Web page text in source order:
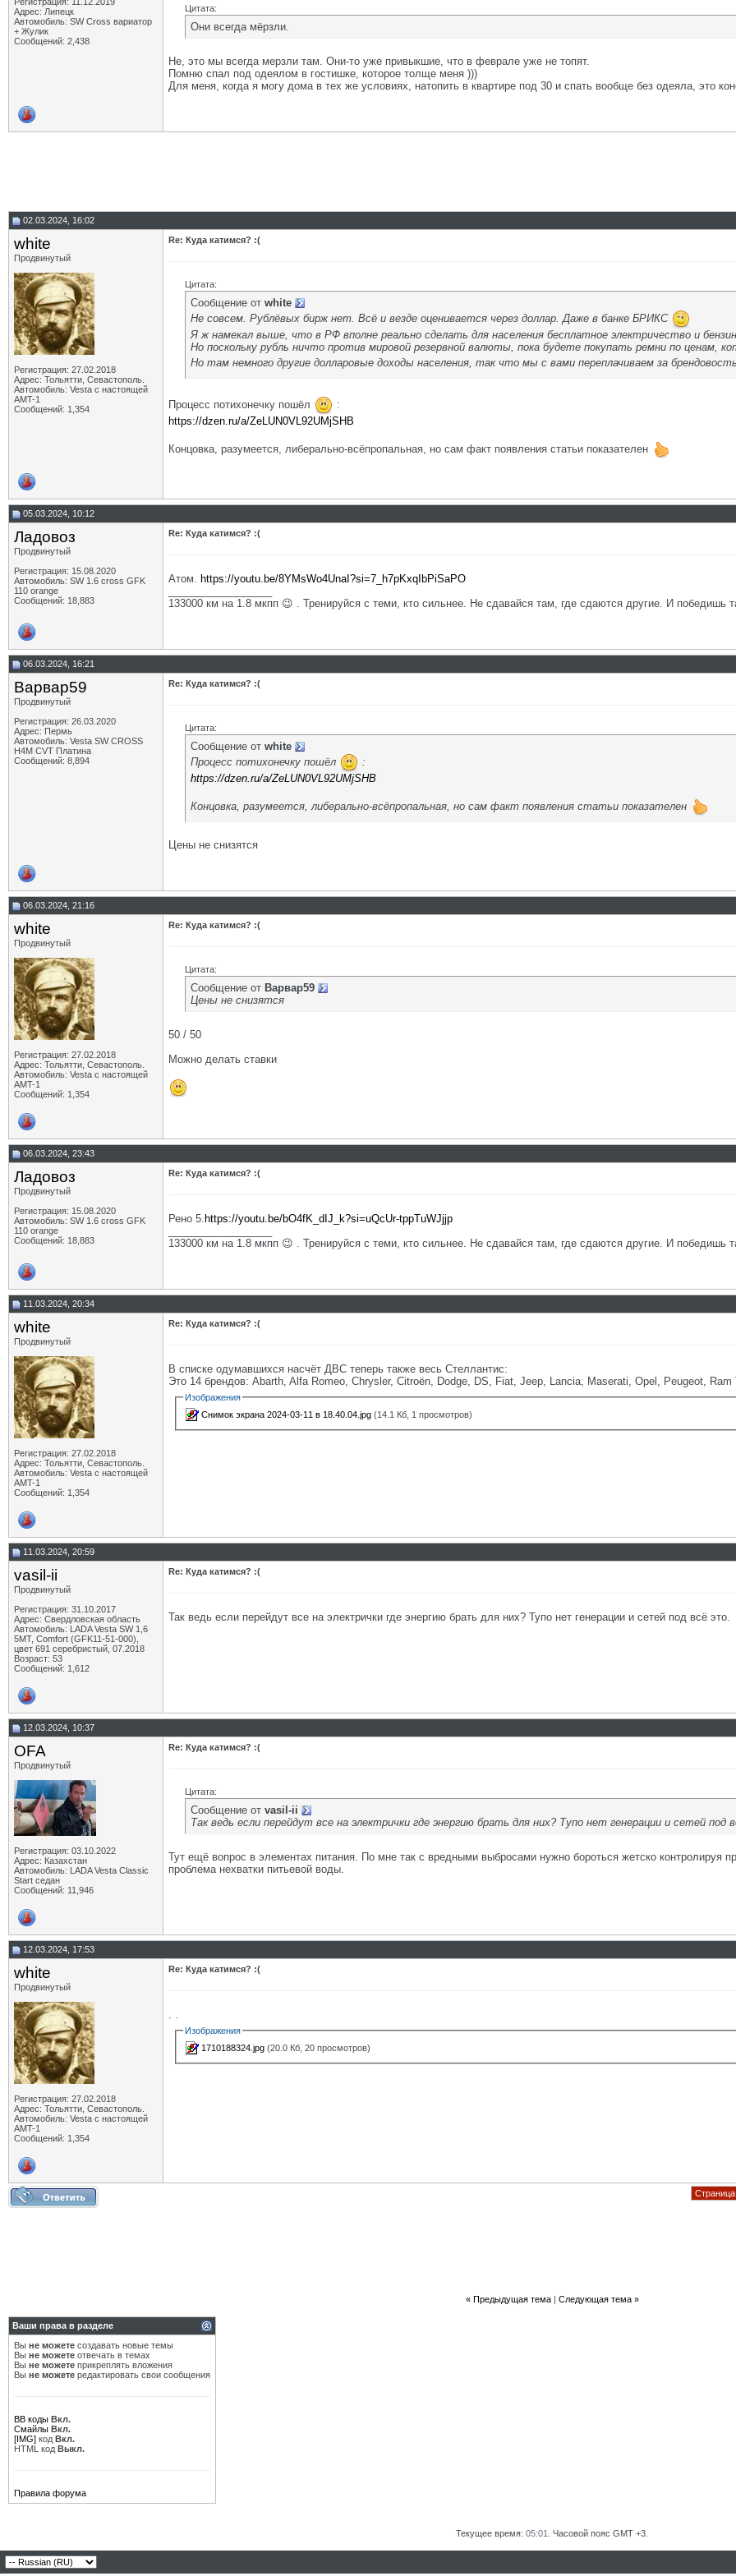
Адрес: Липецк
Автомобиль: SW Cross вариатор
+ Жулик
Сообщений: 2,438
Цитата:
Они всегда мёрзли.
Не, это мы всегда мерзли там. Они-то уже привыкшие, что в феврале уже не топят.
Помню спал под одеялом в гостишке, которое толще меня )))
Для меня, когда я могу дома в тех же условиях, натопить в квартире под 30 и спать вообще без одеяла, это
02.03.2024, 16:02
white
Продвинутый
Регистрация: 27.02.2018
Адрес: Тольятти, Севастополь.
Автомобиль: Vesta с настоящей
AMT-1
Сообщений: 1,354
Re: Куда катимся? :(
Цитата:
Сообщение от white
Не совсем. Рублёвых бирж нет. Всё и везде оценивается через доллар. Даже в банке БРИКС
Я ж намекал выше, что в РФ вполне реально сделать для населения бесплатное электричество и
Но поскольку рубль ничто против мировой резервной валюты, пока будете покупать ремни по ценам,
Но там немного другие долларовые доходы населения, так что мы с вами переплачиваем за
Процесс потихонечку пошёл
:
https://dzen.ru/a/ZeLUN0VL92UMjSHB
Концовка, разумеется, либерально-всёпропальная, но сам факт появления статьи показателен
05.03.2024, 10:12
Ладовоз
Продвинутый
Регистрация: 15.08.2020
Автомобиль: SW 1.6 cross GFK
110 orange
Сообщений: 18,883
Re: Куда катимся? :(
Атом. https://youtu.be/8YMsWo4UnaI?si=7_h7pKxqIbPiSaPO
133000 км на 1.8 мкпп 😉 . Тренируйся с теми, кто сильнее. Не сдавайся там, где сдаются другие. И победишь
06.03.2024, 16:21
Варвар59
Продвинутый
Регистрация: 26.03.2020
Адрес: Пермь
Автомобиль: Vesta SW CROSS
H4M CVT Платина
Сообщений: 8,894
Re: Куда катимся? :(
Цитата:
Сообщение от white
Процесс потихонечку пошёл
:
https://dzen.ru/a/ZeLUN0VL92UMjSHB
Концовка, разумеется, либерально-всёпропальная, но сам факт появления статьи показателен
Цены не снизятся
06.03.2024, 21:16
white
Продвинутый
Регистрация: 27.02.2018
Адрес: Тольятти, Севастополь.
Автомобиль: Vesta с настоящей
AMT-1
Сообщений: 1,354
Re: Куда катимся? :(
Цитата:
Сообщение от Варвар59
Цены не снизятся
50 / 50
Можно делать ставки
06.03.2024, 23:43
Ладовоз
Продвинутый
Регистрация: 15.08.2020
Автомобиль: SW 1.6 cross GFK
110 orange
Сообщений: 18,883
Re: Куда катимся? :(
Рено 5. https://youtu.be/bO4fK_dIJ_k?si=uQcUr-tppTuWJjjp
133000 км на 1.8 мкпп 😉 . Тренируйся с теми, кто сильнее. Не сдавайся там, где сдаются другие. И победишь
11.03.2024, 20:34
white
Продвинутый
Регистрация: 27.02.2018
Адрес: Тольятти, Севастополь.
Автомобиль: Vesta с настоящей
AMT-1
Сообщений: 1,354
Re: Куда катимся? :(
В списке одумавшихся насчёт ДВС теперь также весь Стеллантис:
Это 14 брендов: Abarth, Alfa Romeo, Chrysler, Citroën, Dodge, DS, Fiat, Jeep, Lancia, Maserati, Opel, Peugeot,
Изображения
Снимок экрана 2024-03-11 в 18.40.04.jpg (14.1 Кб, 1 просмотров)
11.03.2024, 20:59
vasil-ii
Продвинутый
Регистрация: 31.10.2017
Адрес: Свердловская область
Автомобиль: LADA Vesta SW 1,6
5МТ, Comfort (GFK11-51-000),
цвет 691 серебристый, 07.2018
Возраст: 53
Сообщений: 1,612
Re: Куда катимся? :(
Так ведь если перейдут все на электрички где энергию брать для них? Тупо нет генерации и сетей под всё это.
12.03.2024, 10:37
OFA
Продвинутый
Регистрация: 03.10.2022
Адрес: Казахстан
Автомобиль: LADA Vesta Classic
Start седан
Сообщений: 11,946
Re: Куда катимся? :(
Цитата:
Сообщение от vasil-ii
Так ведь если перейдут все на электрички где энергию брать для них? Тупо нет генерации и сетей под
Тут ещё вопрос в элементах питания. По мне так с вредными выбросами нужно бороться жетско контролируя
проблема нехватки питьевой воды.
12.03.2024, 17:53
white
Продвинутый
Регистрация: 27.02.2018
Адрес: Тольятти, Севастополь.
Автомобиль: Vesta с настоящей
AMT-1
Сообщений: 1,354
Re: Куда катимся? :(
. .
Изображения
1710188324.jpg (20.0 Кб, 20 просмотров)
« Предыдущая тема| Следующая тема »
Ваши права в разделе
Вы не можете создавать новые темы
Вы не можете отвечать в темах
Вы не можете прикреплять вложения
Вы не можете редактировать свои сообщения
BB коды Вкл.
Смайлы Вкл.
[IMG] код Вкл.
HTML код Выкл.
Правила форума
Текущее время: 05:01 . Часовой пояс GMT +3.